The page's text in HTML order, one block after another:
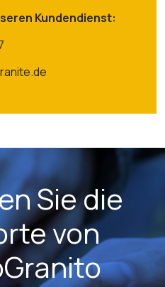
Kundendienst:
Sie die
von